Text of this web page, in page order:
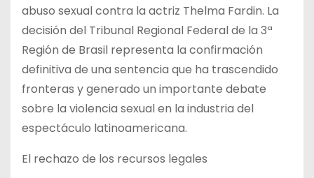
abuso sexual contra la actriz Thelma Fardin. La
decisión del Tribunal Regional Federal de la 3ª
Región de Brasil representa la confirmación
definitiva de una sentencia que ha trascendido
fronteras y generado un importante debate
sobre la violencia sexual en la industria del
espectáculo latinoamericana.
El rechazo de los recursos legales